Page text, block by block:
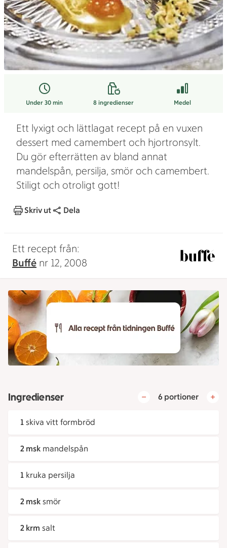
Under 30 min 8 ingredienser Medel
Ett lyxigt och lättlagat recept på en vuxen
dessert med camembert och hjortronsylt.
Du gör efterrätten av bland annat
mandelspån, persilja, smör och camembert.
Stiligt och otroligt gott!
Skriv ut Dela
Ett recept från:
Buffé nr 12, 2008
Ingredienser 6 portioner
1 skiva vitt formbröd
2 msk mandelspån
1 kruka persilja
2 msk smör
2 krm salt